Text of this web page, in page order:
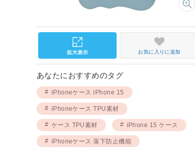
お気に入りに追加
あなたにおすすめのタグ
iPhoneケース iPhone 15
iPhoneケース TPU素材
ケース TPU素材 iPhone 15 ケース
iPhoneケース 落下防止機能